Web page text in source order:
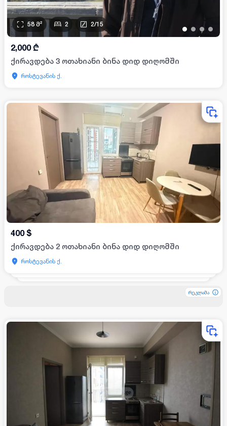
• • • •
58 მ² 2 2/15
2,000 ₾
ქირავდება 3 ოთახიანი ბინა დიდ დიღომში
როსტევანის ქ.
400 $
ქირავდება 2 ოთახიანი ბინა დიდ დიღომში
როსტევანის ქ.
რეკლამა
რეკლამა
რეკლამა